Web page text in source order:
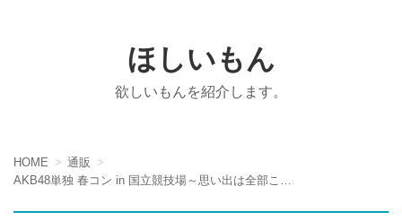
ほしいもん
欲しいもんを紹介します。
HOME
通販